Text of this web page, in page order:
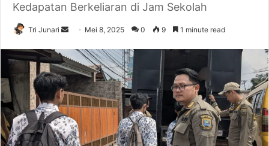
Kedapatan Berkeliaran di Jam Sekolah
Tri Junari
Send
email
Mei 8, 2025 0 9 1 minute read